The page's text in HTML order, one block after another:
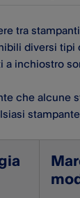
tra
diversi tipi
a inchiostro
che alcune